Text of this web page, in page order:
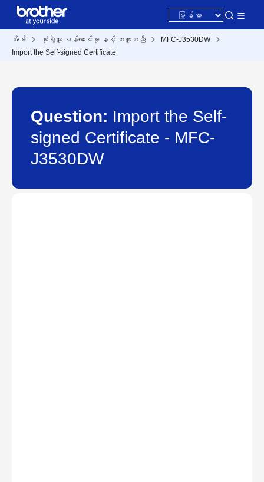
အိမ် သုံးစွဲသူ ဝန်ဆောင်မှု နှင့် အကူအညီ
MFC-J3530DW
Import the Self-signed Certificate
Question: Import the Self-
signed Certificate - MFC-
J3530DW